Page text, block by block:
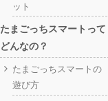
ット
たまごっちスマートって
どんなの？
たまごっちスマートの
遊び方